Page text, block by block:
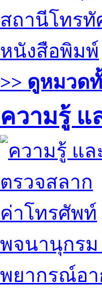
สถานีโทรทั
หนังสือพิมพ์
>> ดูหมวด
ความรู้
ตรวจสลาก
ค่าโทรศัพท์
พจนานุกรม
พยากรณ์อ